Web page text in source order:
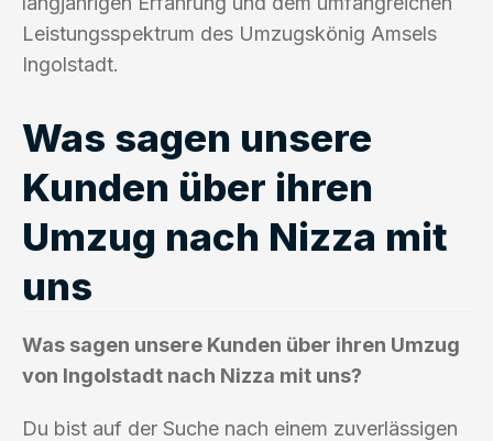
Leistungsspektrum des Umzugskönig Amsels
Ingolstadt.
Was sagen unsere
Kunden über ihren
Umzug nach Nizza mit
uns
Was sagen unsere Kunden über ihren Umzug
von Ingolstadt nach Nizza mit uns?
Du bist auf der Suche nach einem zuverlässigen